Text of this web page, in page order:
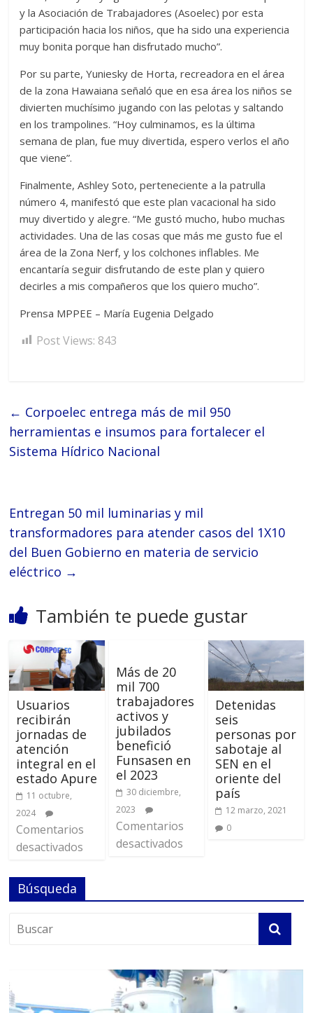
y la Asociación de Trabajadores (Asoelec) por esta
participación hacia los niños, que ha sido una experiencia
muy bonita porque han disfrutado mucho”.
Por su parte, Yuniesky de Horta, recreadora en el área
de la zona Hawaiana señaló que en esa área los niños se
divierten muchísimo jugando con las pelotas y saltando
en los trampolines. “Hoy culminamos, es la última
semana de plan, fue muy divertida, espero verlos el año
que viene”.
Finalmente, Ashley Soto, perteneciente a la patrulla
número 4, manifestó que este plan vacacional ha sido
muy divertido y alegre. “Me gustó mucho, hubo muchas
actividades. Una de las cosas que más me gusto fue el
área de la Zona Nerf, y los colchones inflables. Me
encantaría seguir disfrutando de este plan y quiero
decirles a mis compañeros que los quiero mucho”.
Prensa MPPEE – María Eugenia Delgado
Post Views: 843
← Corpoelec entrega más de mil 950
herramientas e insumos para fortalecer el
Sistema Hídrico Nacional
Entregan 50 mil luminarias y mil
transformadores para atender casos del 1X10
del Buen Gobierno en materia de servicio
eléctrico →
También te puede gustar
Usuarios
recibirán
jornadas de
atención
integral en el
estado Apure
11 octubre,
2024
Comentarios
desactivados
Más de 20
mil 700
trabajadores
activos y
jubilados
benefició
Funsasen en
el 2023
30 diciembre,
2023
Comentarios
desactivados
Detenidas
seis
personas por
sabotaje al
SEN en el
oriente del
país
12 marzo, 2021
0
Búsqueda